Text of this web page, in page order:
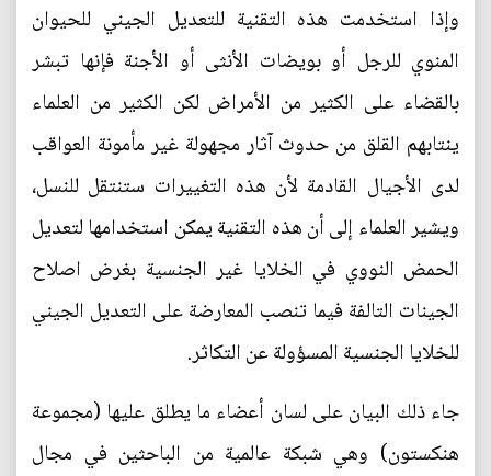
وإذا استخدمت هذه التقنية للتعديل الجيني للحيوان
المنوي للرجل أو بويضات الأنثى أو الأجنة فإنها تبشر
بالقضاء على الكثير من الأمراض لكن الكثير من العلماء
ينتابهم القلق من حدوث آثار مجهولة غير مأمونة العواقب
لدى الأجيال القادمة لأن هذه التغييرات ستنتقل للنسل،
ويشير العلماء إلى أن هذه التقنية يمكن استخدامها لتعديل
الحمض النووي في الخلايا غير الجنسية بغرض اصلاح
الجينات التالفة فيما تنصب المعارضة على التعديل الجيني
للخلايا الجنسية المسؤولة عن التكاثر.
جاء ذلك البيان على لسان أعضاء ما يطلق عليها (مجموعة
هنكستون) وهي شبكة عالمية من الباحثين في مجال